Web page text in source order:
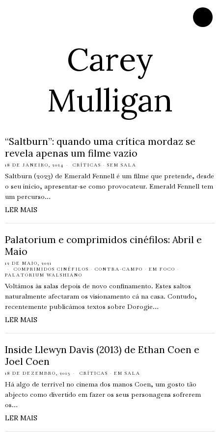
Carey
Mulligan
“Saltburn”: quando uma crítica mordaz se
revela apenas um filme vazio
18 DE JANEIRO, 2024 CRÍTICAS · SEM SALA
Saltburn (2023) de Emerald Fennell é um filme que pretende, desde
o seu início, apresentar-se como provocateur. Emerald Fennell tem
um percurso…
LER MAIS
Palatorium e comprimidos cinéfilos: Abril e
Maio
12 DE MAIO, 2021
COMPRIMIDOS CINÉFILOS · CONTRA-CAMPO · EM FOCO ·
PALATORIUM WALSHIANO
Voltámos às salas depois de novo confinamento. Estes saltos
naturalmente afectaram os visionamento cá na casa. Contudo,
recentemente publicámos textos sobre Dorogie…
LER MAIS
Inside Llewyn Davis (2013) de Ethan Coen e
Joel Coen
18 DE DEZEMBRO, 2013 CRÍTICAS · EM SALA
Há algo de terrível no cinema dos manos Coen, um gosto tão
abjecto como divertido em fazer os seus personagens sofrerem
os…
LER MAIS